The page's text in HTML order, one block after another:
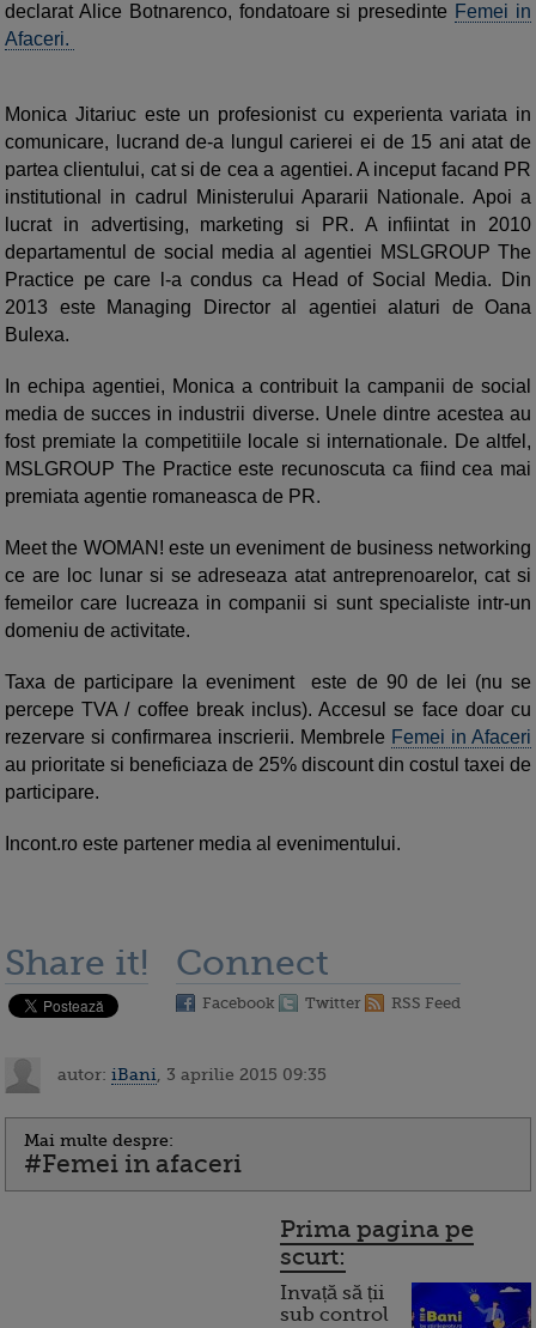
declarat Alice Botnarenco, fondatoare si presedinte Femei in
Afaceri.
Monica Jitariuc este un profesionist cu experienta variata in
comunicare, lucrand de-a lungul carierei ei de 15 ani atat de
partea clientului, cat si de cea a agentiei. A inceput facand PR
institutional in cadrul Ministerului Apararii Nationale. Apoi a
lucrat in advertising, marketing si PR. A infiintat in 2010
departamentul de social media al agentiei MSLGROUP The
Practice pe care l-a condus ca Head of Social Media. Din
2013 este Managing Director al agentiei alaturi de Oana
Bulexa.
In echipa agentiei, Monica a contribuit la campanii de social
media de succes in industrii diverse. Unele dintre acestea au
fost premiate la competitiile locale si internationale. De altfel,
MSLGROUP The Practice este recunoscuta ca fiind cea mai
premiata agentie romaneasca de PR.
Meet the WOMAN! este un eveniment de business networking
ce are loc lunar si se adreseaza atat antreprenoarelor, cat si
femeilor care lucreaza in companii si sunt specialiste intr-un
domeniu de activitate.
Taxa de participare la eveniment este de 90 de lei (nu se
percepe TVA / coffee break inclus). Accesul se face doar cu
rezervare si confirmarea inscrierii. Membrele Femei in Afaceri
au prioritate si beneficiaza de 25% discount din costul taxei de
participare.
Incont.ro este partener media al evenimentului.
Share it! Connect
Facebook Twitter RSS Feed
autor: iBani , 3 aprilie 2015 09:35
Mai multe despre:
#Femei in afaceri
Prima pagina pe
scurt:
Invață să ții
sub control